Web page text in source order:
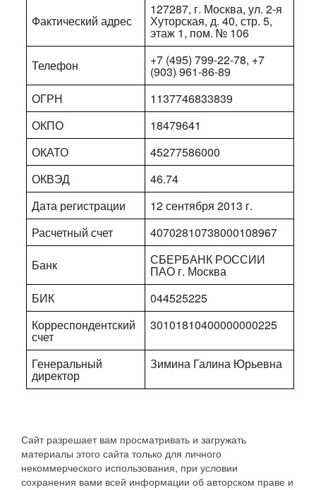
Фактический адрес
127287, г. Москва, ул. 2-я
Хуторская, д. 40, стр. 5,
этаж 1, пом. № 106
Телефон
+7 (495) 799-22-78, +7
(903) 961-86-89
ОГРН
1137746833839
ОКПО
18479641
ОКАТО
45277586000
ОКВЭД
46.74
Дата регистрации
12 сентября 2013 г.
Расчетный счет
40702810738000108967
Банк
СБЕРБАНК РОССИИ
ПАО г. Москва
БИК
044525225
Корреспондентский
счет
30101810400000000225
Генеральный
директор
Зимина Галина Юрьевна
Сайт разрешает вам просматривать и загружать
материалы этого сайта только для личного
некоммерческого использования, при условии
сохранения вами всей информации об авторском праве и